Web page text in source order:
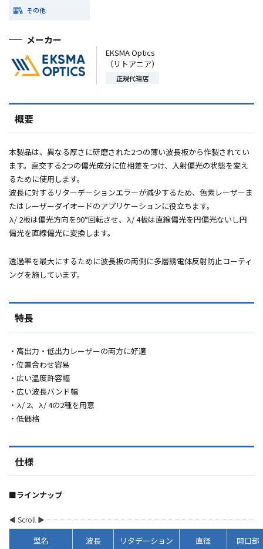
その他
メーカー
EKSMA Optics
（リトアニア）
正規代理店
概要
本製品は、異なる厚さに研磨された2つの薄い波長板から作製されてい
ます。直交する2つの偏光成分に位相差をつけ、入射偏光の状態を変え
るために使用します。
波長に対するリターデーションエラーが減少するため、色素レーザーま
たはレーザーダイオードのアプリケーションに役立ちます。
λ/ 2板は偏光方向を90°回転させ、 λ/ 4板は直線偏光を円偏光ないし円
偏光を直線偏光に変換します。
透過率を最大にするために波長板の両側に多層誘電体反射防止コーティ
ングを施しています。
特長
・高出力・低出力レーザーの両方に好適
・位置合わせ容易
・広い温度許容幅
・広い波長バンド幅
・ λ/ 2、 λ/ 4の2種を用意
・低価格
仕様
■ラインナップ
型名 波長 リタデーション 直径 開口部